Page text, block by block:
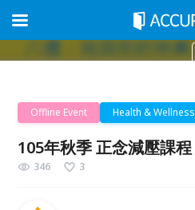
Offline Event Health & Wellness
105年秋季 正念減壓課程
346 3